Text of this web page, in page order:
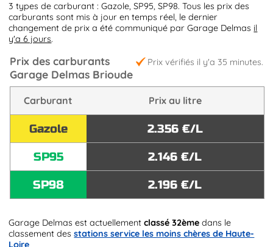
3 types de carburant : Gazole, SP95, SP98. Tous les prix des
carburants sont mis à jour en temps réel, le dernier
changement de prix a été communiqué par Garage Delmas il
y'a 6 jours.
Prix vérifiés il y'a 35 minutes.
Prix des carburants
Garage Delmas Brioude
Carburant Prix au litre
Gazole
2.356 €/L
SP95
2.146 €/L
SP98
2.196 €/L
Garage Delmas est actuellementclassé 32ème dans le
classement desstations service les moins chères de Haute-
Loire